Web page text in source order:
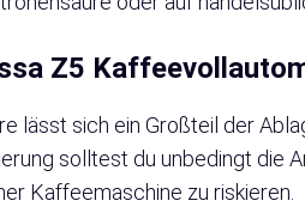
Z5
lässt sich ein Großteil der
solltest du unbedingt die
Kaffeemaschine zu riskieren.